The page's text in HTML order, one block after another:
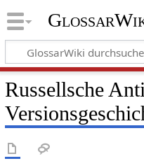
Russellsche